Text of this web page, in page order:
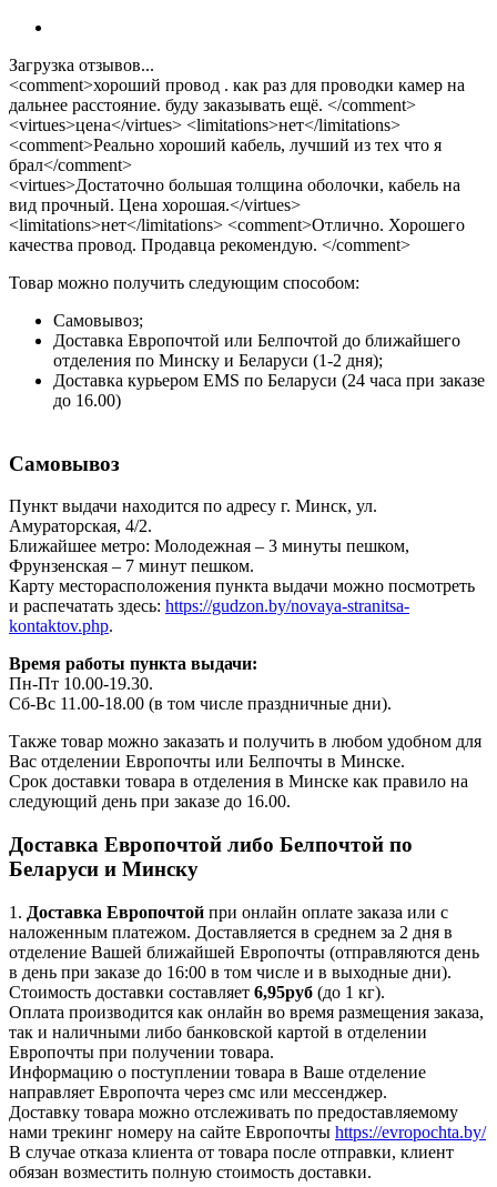
Загрузка отзывов...
<comment>хороший провод . как раз для проводки камер на
дальнее расстояние. буду заказывать ещё. </comment>
<virtues>цена</virtues> <limitations>нет</limitations>
<comment>Реально хороший кабель, лучший из тех что я
брал</comment>
<virtues>Достаточно большая толщина оболочки, кабель на
вид прочный. Цена хорошая.</virtues>
<limitations>нет</limitations> <comment>Отлично. Хорошего
качества провод. Продавца рекомендую. </comment>
Товар можно получить следующим способом:
Самовывоз;
Доставка Европочтой или Белпочтой до ближайшего
отделения по Минску и Беларуси (1-2 дня);
Доставка курьером EMS по Беларуси (24 часа при заказе
до 16.00)
Самовывоз
Пункт выдачи находится по адресу г. Минск, ул.
Амураторская, 4/2.
Ближайшее метро: Молодежная – 3 минуты пешком,
Фрунзенская – 7 минут пешком.
Карту месторасположения пункта выдачи можно посмотреть
и распечатать здесь: https://gudzon.by/novaya-stranitsa-
kontaktov.php.
Время работы пункта выдачи:
Пн-Пт 10.00-19.30.
Сб-Вс 11.00-18.00 (в том числе праздничные дни).
Также товар можно заказать и получить в любом удобном для
Вас отделении Европочты или Белпочты в Минске.
Срок доставки товара в отделения в Минске как правило на
следующий день при заказе до 16.00.
Доставка Европочтой либо Белпочтой по
Беларуси и Минску
1. Доставка Европочтой при онлайн оплате заказа или с
наложенным платежом. Доставляется в среднем за 2 дня в
отделение Вашей ближайшей Европочты (отправляются день
в день при заказе до 16:00 в том числе и в выходные дни).
Стоимость доставки составляет 6,95руб (до 1 кг).
Оплата производится как онлайн во время размещения заказа,
так и наличными либо банковской картой в отделении
Европочты при получении товара.
Информацию о поступлении товара в Ваше отделение
направляет Европочта через смс или мессенджер.
Доставку товара можно отслеживать по предоставляемому
нами трекинг номеру на сайте Европочты https://evropochta.by/
В случае отказа клиента от товара после отправки, клиент
обязан возместить полную стоимость доставки.